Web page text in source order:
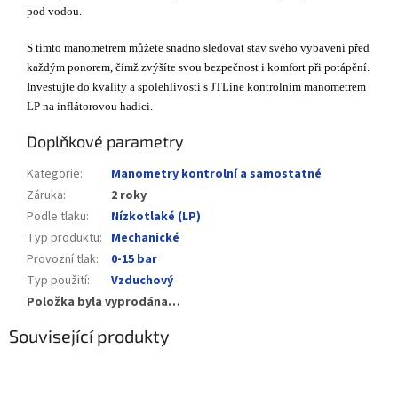
pod vodou.
S tímto manometrem můžete snadno sledovat stav svého vybavení před
každým ponorem, čímž zvýšíte svou bezpečnost i komfort při potápění.
Investujte do kvality a spolehlivosti s JTLine kontrolním manometrem
LP na inflátorovou hadici.
Doplňkové parametry
Kategorie:
Manometry kontrolní a samostatné
Záruka:
2 roky
Podle tlaku:
Nízkotlaké (LP)
Typ produktu: Mechanické
Provozní tlak:
0-15 bar
Typ použití:
Vzduchový
Položka byla vyprodána…
Související produkty